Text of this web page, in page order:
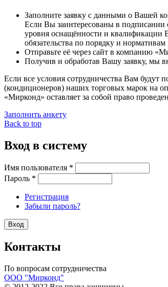
Заполните заявку с данными о Вашей
Если Вы заинтересованы в подписании
уровня оснащённости и квалификации
обязательства по порядку и
Отправьте её через сайт в компанию
Получив и обработав Вашу заявку, мы
Если все условия сотрудничества Вам будут
(кондиционеров) наших торговых марок на
«Мирконд» оставляет за собой право
Заполнить анкету
Back to top
Вход в систему
Имя пользователя *
Пароль *
Регистрация
Забыли пароль?
Контакты
По вопросам сотрудничества
ООО "Мирконд"